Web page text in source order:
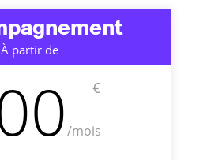
À partir de
€
/mois